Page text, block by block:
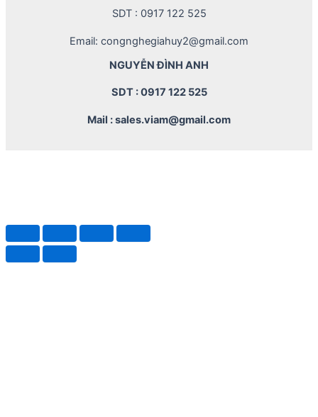
SDT : 0917 122 525
Email: congnghegiahuy2@gmail.com
NGUYỄN ĐÌNH ANH
SDT : 0917 122 525
Mail : sales.viam@gmail.com